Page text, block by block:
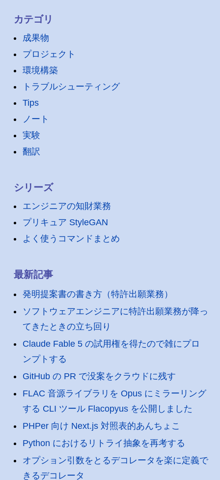
カテゴリ
成果物
プロジェクト
環境構築
トラブルシューティング
Tips
ノート
実験
翻訳
シリーズ
エンジニアの知財業務
プリキュア StyleGAN
よく使うコマンドまとめ
最新記事
発明提案書の書き方（特許出願業務）
ソフトウェアエンジニアに特許出願業務が降っ
てきたときの立ち回り
Claude Fable 5 の試用権を得たので雑にプロ
ンプトする
GitHub の PR で没案をクラウドに残す
FLAC 音源ライブラリを Opus にミラーリング
する CLI ツール Flacopyus を公開しました
PHPer 向け Next.js 対照表的あんちょこ
Python におけるリトライ抽象を再考する
オプション引数をとるデコレータを楽に定義で
きるデコレータ